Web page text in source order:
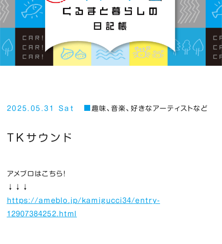
2025.05.31 Sat 趣味、音楽、好きなアーティストなど
TKサウンド
アメブロはこちら！
↓↓↓
https://ameblo.jp/kamigucci34/entry-
12907384252.html